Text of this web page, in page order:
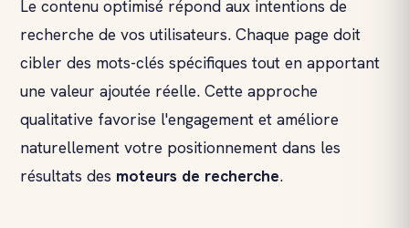
Le contenu optimisé répond aux intentions de
recherche de vos utilisateurs. Chaque page doit
cibler des mots-clés spécifiques tout en apportant
une valeur ajoutée réelle. Cette approche
qualitative favorise l'engagement et améliore
naturellement votre positionnement dans les
résultats des moteurs de recherche.